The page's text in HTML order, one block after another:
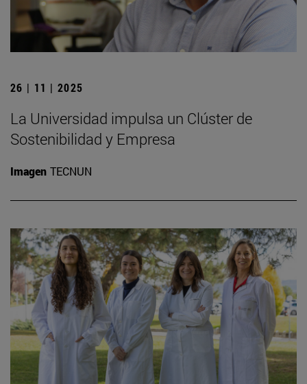
26 | 11 | 2025
La Universidad impulsa un Clúster de
Sostenibilidad y Empresa
Imagen TECNUN